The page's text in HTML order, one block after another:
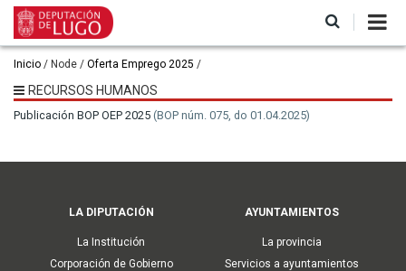
Pasar
contenido
principal
Ruta
de
navegación
Inicio Node Oferta Emprego 2025
RECURSOS HUMANOS
Publicación BOP OEP 2025 (BOP núm. 075, do 01.04.2025)
navigation
LA DIPUTACIÓN
La Institución
Corporación de Gobierno
AYUNTAMIENTOS
La provincia
Servicios a ayuntamientos